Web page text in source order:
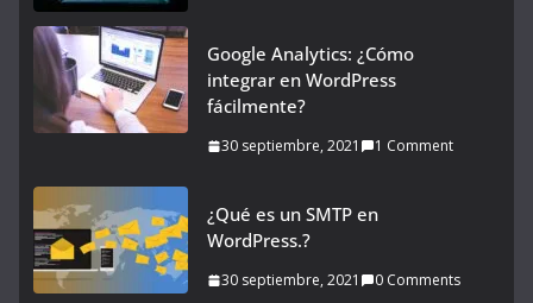
Google Analytics: ¿Cómo
integrar en WordPress
fácilmente?
30 septiembre, 2021 1 Comment
¿Qué es un SMTP en
WordPress.?
30 septiembre, 2021 0 Comments